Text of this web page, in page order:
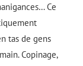
Ce
tas de gens
Copinage,